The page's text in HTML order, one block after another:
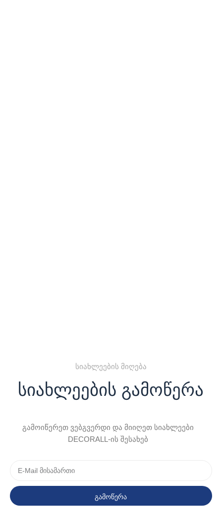
სიახლეების მიღება
სიახლეების გამოწერა
გამოიწერეთ ვებგვერდი და მიიღეთ სიახლეები
DECORALL-ის შესახებ
გამოწერა